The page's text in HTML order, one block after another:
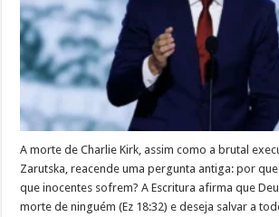
A morte de Charlie Kirk, assim como a brutal
Zarutska, reacende uma pergunta antiga: por
que inocentes sofrem? A Escritura afirma que
morte de ninguém (Ez 18:32) e deseja salvar a